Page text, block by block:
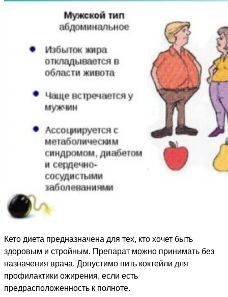
Кето диета предназначена для тех, кто хочет быть
здоровым и стройным. Препарат можно принимать без
назначения врача. Допустимо пить коктейли для
профилактики ожирения, если есть
предрасположенность к полноте.